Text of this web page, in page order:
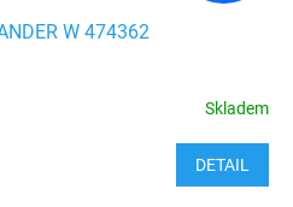
W 474362
Skladem
DETAIL